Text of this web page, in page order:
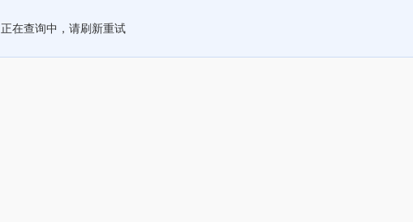
正在查询中，请刷新重试